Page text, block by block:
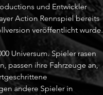
und Entwickler
Action Rennspiel bereits
veröffentlicht wurde.
Universum. Spieler rasen
passen ihre Fahrzeuge an,
andere Spieler in